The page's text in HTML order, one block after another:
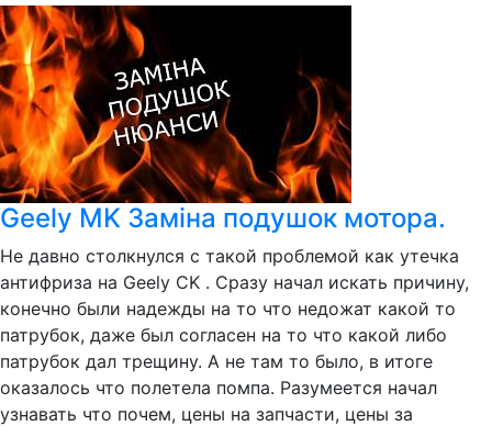
Geely MK Заміна подушок мотора.
Не давно столкнулся с такой проблемой как утечка
антифриза на Geely CK . Сразу начал искать причину,
конечно были надежды на то что недожат какой то
патрубок, даже был согласен на то что какой либо
патрубок дал трещину. А не там то было, в итоге
оказалось что полетела помпа. Разумеется начал
узнавать что почем, цены на запчасти, цены за